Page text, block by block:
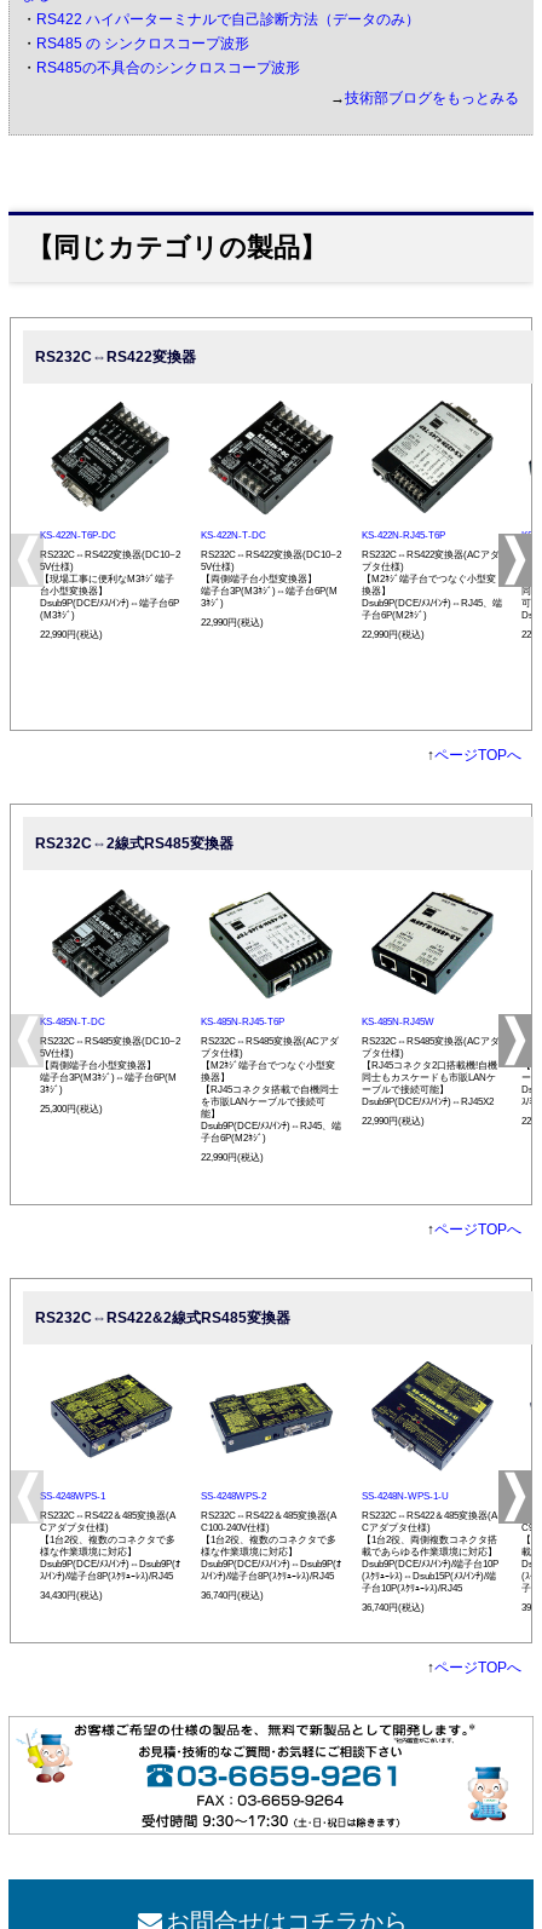
・ RS422 ハイパーターミナルで自己診断方法（データのみ）
・ RS485 の シンクロスコープ波形
・ RS485の不具合のシンクロスコープ波形
→技術部ブログをもっとみる
【同じカテゴリの製品】
RS232C⇔RS422変換器
KS-422N-T6P-DC
RS232C⇔RS422変換器(DC10~2
5V仕様)
【現場工事に便利なM3ﾈｼﾞ端子
台小型変換器】
Dsub9P(DCE/ﾒｽ/ｲﾝﾁ)⇔端子台6P
(M3ﾈｼﾞ)
22,990円(税込)
KS-422N-T-DC
RS232C⇔RS422変換器(DC10~2
5V仕様)
【両側端子台小型変換器】
端子台3P(M3ﾈｼﾞ)⇔端子台6P(M
3ﾈｼﾞ)
22,990円(税込)
KS-422N-RJ45-T6P
RS232C⇔RS422変換器(ACアダ
プタ仕様)
【M2ﾈｼﾞ端子台でつなぐ小型変
換器】
Dsub9P(DCE/ﾒｽ/ｲﾝﾁ)⇔RJ45、端
子台6P(M2ﾈｼﾞ)
22,990円(税込)
KS-
プ
同
可
↑ページTOPへ
RS232C⇔2線式RS485変換器
KS-485N-T-DC
RS232C⇔RS485変換器(DC10~2
5V仕様)
【両側端子台小型変換器】
端子台3P(M3ﾈｼﾞ)⇔端子台6P(M
3ﾈｼﾞ)
25,300円(税込)
KS-485N-RJ45-T6P
RS232C⇔RS485変換器(ACアダ
プタ仕様)
【M2ﾈｼﾞ端子台でつなぐ小型変
換器】
【RJ45コネクタ搭載で自機同士
を市販LANケーブルで接続可
能】
Dsub9P(DCE/ﾒｽ/ｲﾝﾁ)⇔RJ45、端
子台6P(M2ﾈｼﾞ)
22,990円(税込)
KS-485N-RJ45W
RS232C⇔RS485変換器(ACアダ
プタ仕様)
【RJ45コネクタ2口搭載機!自機
同士もカスケードも市販LANケ
ーブルで接続可能】
Dsub9P(DCE/ﾒｽ/ｲﾝﾁ)⇔RJ45X2
22,990円(税込)
【
ー
ｽ/ﾐﾘ)
↑ページTOPへ
RS232C⇔RS422&2線式RS485変換器
SS-4248WPS-1
RS232C⇔RS422＆485変換器(A
Cアダプタ仕様)
【1台2役、複数のコネクタで多
様な作業環境に対応】
Dsub9P(DCE/ﾒｽ/ｲﾝﾁ)⇔Dsub9P(ｵ
ｽ/ｲﾝﾁ)/端子台8P(ｽｸﾘｭｰﾚｽ)/RJ45
34,430円(税込)
SS-4248WPS-2
RS232C⇔RS422＆485変換器(A
C100-240V仕様)
【1台2役、複数のコネクタで多
様な作業環境に対応】
Dsub9P(DCE/ﾒｽ/ｲﾝﾁ)⇔Dsub9P(ｵ
ｽ/ｲﾝﾁ)/端子台8P(ｽｸﾘｭｰﾚｽ)/RJ45
36,740円(税込)
SS-4248N-WPS-1-U
RS232C⇔RS422＆485変換器(A
Cアダプタ仕様)
【1台2役、両側複数コネクタ搭
載であらゆる作業環境に対応】
Dsub9P(DCE/ﾒｽ/ｲﾝﾁ)/端子台10P
(ｽｸﾘｭｰﾚｽ)⇔Dsub15P(ﾒｽ/ｲﾝﾁ)/端
子台10P(ｽｸﾘｭｰﾚｽ)/RJ45
36,740円(税込)
SS-
【
載
(ｽｸ
子台
↑ページTOPへ
お問合せはコチラから